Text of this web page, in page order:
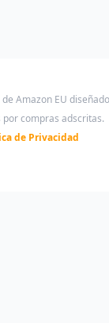
Amazon EU
por compras adscritas.
de Privacidad